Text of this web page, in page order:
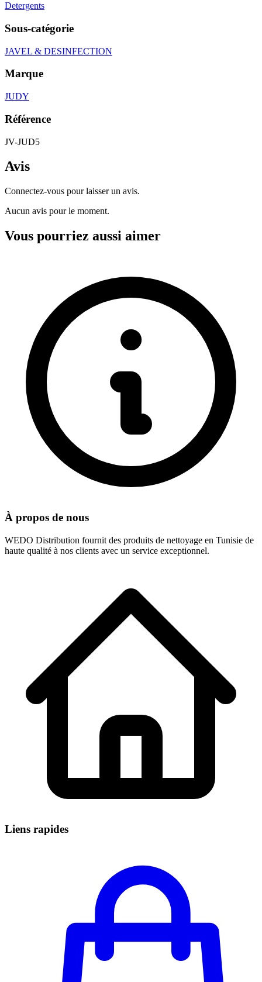
Detergents
Sous-catégorie
JAVEL & DESINFECTION
Marque
JUDY
Référence
JV-JUD5
Avis
Connectez-vous pour laisser un avis.
Aucun avis pour le moment.
Vous pourriez aussi aimer
À propos de nous
WEDO Distribution fournit des produits de nettoyage en Tunisie de
haute qualité à nos clients avec un service exceptionnel.
Liens rapides